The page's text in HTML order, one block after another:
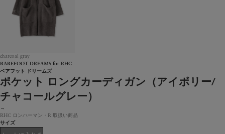
charcoal gray
BAREFOOT DREAMS for RHC
ベアフット ドリームズ
ポケット ロングカーディガン（アイボリー/
チャコールグレー）
→
RHC ロンハーマン・R 取扱い商品
サイズ